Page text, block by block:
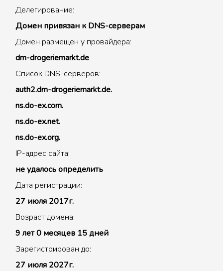
Делегирование:
Домен привязан к DNS-серверам
Домен размещен у провайдера:
dm-drogeriemarkt.de
Список DNS-серверов:
auth2.dm-drogeriemarkt.de.
ns.do-ex.com.
ns.do-ex.net.
ns.do-ex.org.
IP-адрес сайта:
не удалось определить
Дата регистрации:
27 июля 2017г.
Возраст домена:
9 лет 0 месяцев 15 дней
Зарегистрирован до:
27 июля 2027г.